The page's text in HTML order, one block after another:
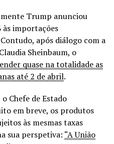
Trump anunciou
às importações
após diálogo com a
Sheinbaum, o
quase na totalidade as
até 2 de abril.
Chefe de Estado
em breve, os produtos
às mesmas taxas
sua perspetiva: “A União